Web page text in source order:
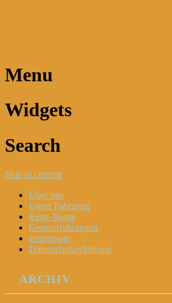
Menu
Widgets
Search
Skip to content
Über uns
Unser Fahrzeug
Reise-Route
Grenzerfahrungen
Impressum
Datenschutzerklärung
ARCHIV